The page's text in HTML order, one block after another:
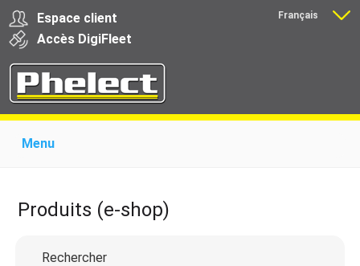
Espace client
Accès DigiFleet
Français
Menu
Produits pour transporteurs
Support
Produits (e-shop)
Rechercher